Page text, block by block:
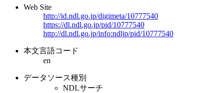
Web Site
http://id.ndl.go.jp/digimeta/10777540
https://dl.ndl.go.jp/pid/10777540
http://dl.ndl.go.jp/info:ndljp/pid/10777540
本文言語コード
en
データソース種別
NDLサーチ